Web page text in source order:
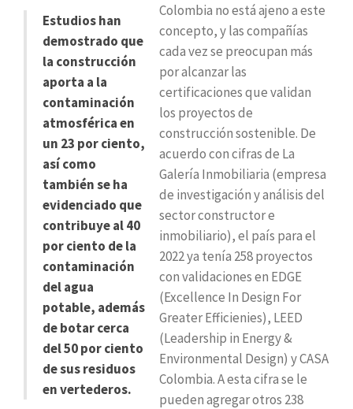
Estudios han
demostrado que
la construcción
aporta a la
contaminación
atmosférica en
un 23 por ciento,
así como
también se ha
evidenciado que
contribuye al 40
por ciento de la
contaminación
del agua
potable, además
de botar cerca
del 50 por ciento
de sus residuos
en vertederos.
Colombia no está ajeno a este
concepto, y las compañías
cada vez se preocupan más
por alcanzar las
certificaciones que validan
los proyectos de
construcción sostenible. De
acuerdo con cifras de La
Galería Inmobiliaria (empresa
de investigación y análisis del
sector constructor e
inmobiliario), el país para el
2022 ya tenía 258 proyectos
con validaciones en EDGE
(Excellence In Design For
Greater Efficienies), LEED
(Leadership in Energy &
Environmental Design) y CASA
Colombia. A esta cifra se le
pueden agregar otros 238